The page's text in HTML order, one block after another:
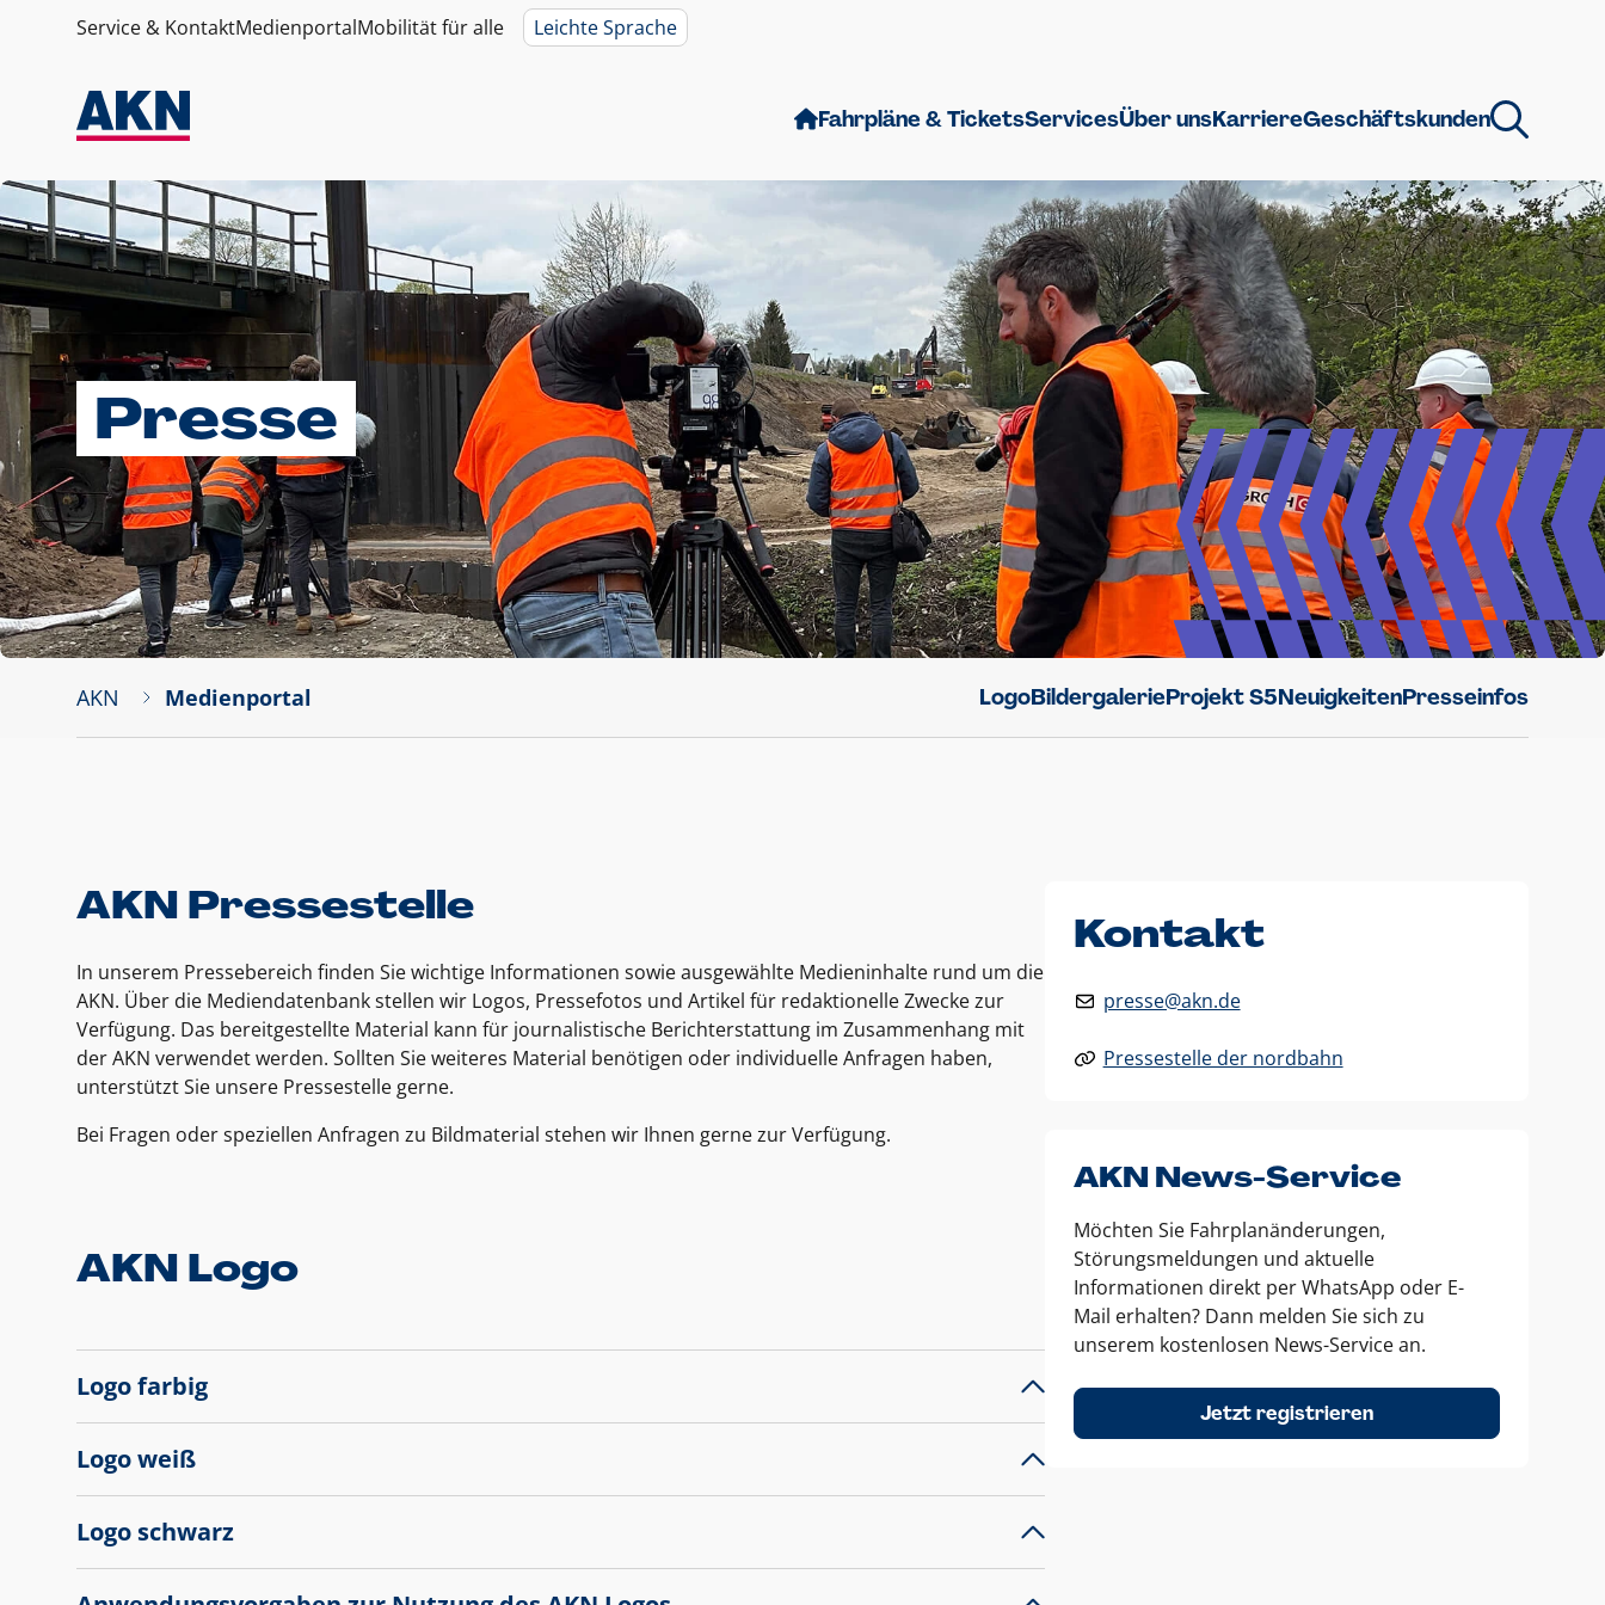
Service & KontaktMedienportalMobilität für alle Leichte Sprache
Fahrpläne & TicketsServicesÜber unsKarriereGeschäftskunden
Presse
AKN Medienportal LogoBildergalerieProjekt S5NeuigkeitenPresseinfos
AKN Pressestelle
In unserem Pressebereich finden Sie wichtige Informationen sowie ausgewählte Medieninhalte rund um die
AKN. Über die Mediendatenbank stellen wir Logos, Pressefotos und Artikel für redaktionelle Zwecke zur
Verfügung. Das bereitgestellte Material kann für journalistische Berichterstattung im Zusammenhang mit
der AKN verwendet werden. Sollten Sie weiteres Material benötigen oder individuelle Anfragen haben,
unterstützt Sie unsere Pressestelle gerne.
Bei Fragen oder speziellen Anfragen zu Bildmaterial stehen wir Ihnen gerne zur Verfügung.
AKN Logo
Logo farbig
Logo weiß
Logo schwarz
Kontakt
presse@akn.de
Pressestelle der nordbahn
AKN News-Service
Möchten Sie Fahrplanänderungen,
Störungsmeldungen und aktuelle
Informationen direkt per WhatsApp oder E-
Mail erhalten? Dann melden Sie sich zu
unserem kostenlosen News-Service an.
Jetzt registrieren